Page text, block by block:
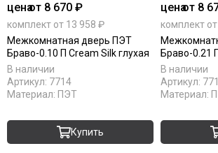
ценаот 8 670 ₽
комплект от 13 958 ₽
Межкомнатная дверь ПЭТ
Браво-0.10 П Cream Silk глухая
В наличии
Артикул: 7714
Материал: ПЭТ
Купить
ценаот 8
комплект
Браво-0.21
В наличии
Артикул:
Материал: